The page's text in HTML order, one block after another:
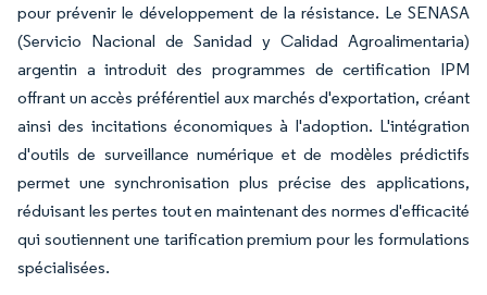
pour prévenir le développement de la résistance. Le SENASA
(Servicio Nacional de Sanidad y Calidad Agroalimentaria)
argentin a introduit des programmes de certification IPM
offrant un accès préférentiel aux marchés d'exportation, créant
ainsi des incitations économiques à l'adoption. L'intégration
d'outils de surveillance numérique et de modèles prédictifs
permet une synchronisation plus précise des applications,
réduisant les pertes tout en maintenant des normes d'efficacité
qui soutiennent une tarification premium pour les formulations
spécialisées.